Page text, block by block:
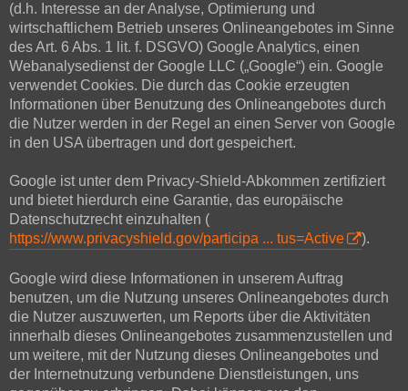
(d.h. Interesse an der Analyse, Optimierung und
wirtschaftlichem Betrieb unseres Onlineangebotes im Sinne
des Art. 6 Abs. 1 lit. f. DSGVO) Google Analytics, einen
Webanalysedienst der Google LLC („Google“) ein. Google
verwendet Cookies. Die durch das Cookie erzeugten
Informationen über Benutzung des Onlineangebotes durch
die Nutzer werden in der Regel an einen Server von Google
in den USA übertragen und dort gespeichert.
Google ist unter dem Privacy-Shield-Abkommen zertifiziert
und bietet hierdurch eine Garantie, das europäische
Datenschutzrecht einzuhalten (
https://www.privacyshield.gov/participa ... tus=Active
).
Google wird diese Informationen in unserem Auftrag
benutzen, um die Nutzung unseres Onlineangebotes durch
die Nutzer auszuwerten, um Reports über die Aktivitäten
innerhalb dieses Onlineangebotes zusammenzustellen und
um weitere, mit der Nutzung dieses Onlineangebotes und
der Internetnutzung verbundene Dienstleistungen, uns